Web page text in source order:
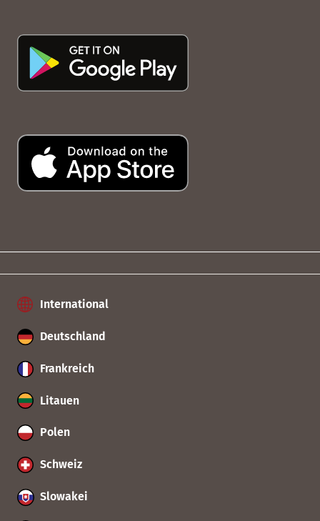
International
Deutschland
Frankreich
Litauen
Polen
Schweiz
Slowakei